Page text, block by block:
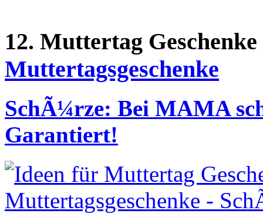
12. Muttertag
Muttertagsgeschenke
SchÃ¼rze: Bei MAMA
Garantiert!